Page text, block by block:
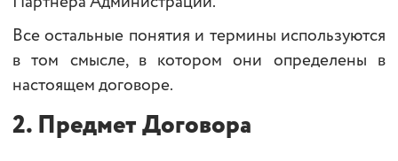
Все остальные понятия и термины используются
в том смысле, в котором они определены в
настоящем договоре.
2.Предмет Договора